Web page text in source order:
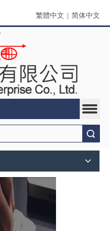
繁體中文 简体中文